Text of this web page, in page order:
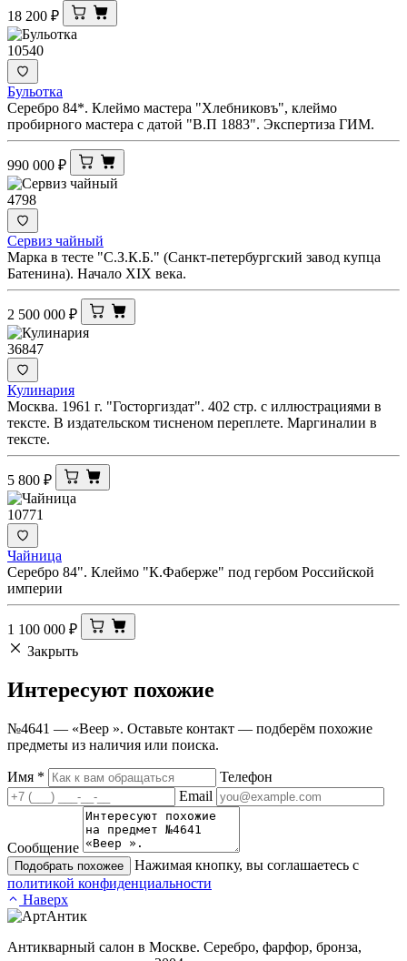
18 200 ₽
10540
Бульотка
Серебро 84*. Клеймо мастера "Хлебниковъ", клеймо
пробирного мастера с датой "В.П 1883". Экспертиза ГИМ.
990 000 ₽
4798
Сервиз чайный
Марка в тесте "С.З.К.Б." (Санкт-петербургский завод купца
Батенина). Начало XIX века.
2 500 000 ₽
36847
Кулинария
Москва. 1961 г. "Госторгиздат". 402 стр. с иллюстрациями в
тексте. В издательском тисненом переплете. Маргиналии в
тексте.
5 800 ₽
10771
Чайница
Серебро 84". Клеймо "К.Фаберже" под гербом Российской
империи
1 100 000 ₽
Закрыть
Интересуют похожие
№4641 — «Веер ». Оставьте контакт — подберём похожие
предметы из наличия или поиска.
Имя *
Телефон
Email
Сообщение
Подобрать похожее
Нажимая кнопку, вы соглашаетесь с
политикой конфиденциальности
Наверх
Антикварный салон в Москве. Серебро, фарфор, бронза,